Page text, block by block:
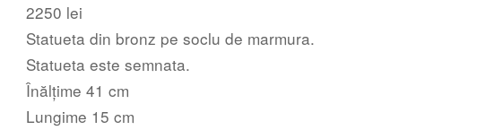
2250 lei
Statueta din bronz pe soclu de marmura.
Statueta este semnata.
Înălțime 41 cm
Lungime 15 cm